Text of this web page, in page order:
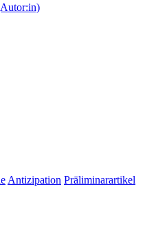
Antizipation Präliminarartikel